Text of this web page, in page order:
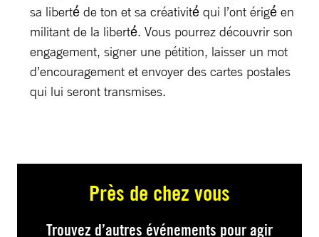
sa liberté́ de ton et sa créativité́ qui l’ont érigé́ en
militant de la liberté́. Vous pourrez découvrir son
engagement, signer une pétition, laisser un mot
d’encouragement et envoyer des cartes postales
qui lui seront transmises.
Près de chez vous
Trouvez d’autres événements pour agir